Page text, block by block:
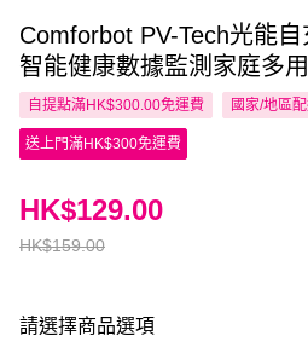
Comforbot PV-Tech光能
智能健康數據監測家庭多
自提點滿HK$300.00免運費 國家/地區
送上門滿HK$300免運費
HK$159.00
HK$129.00
請選擇商品選項